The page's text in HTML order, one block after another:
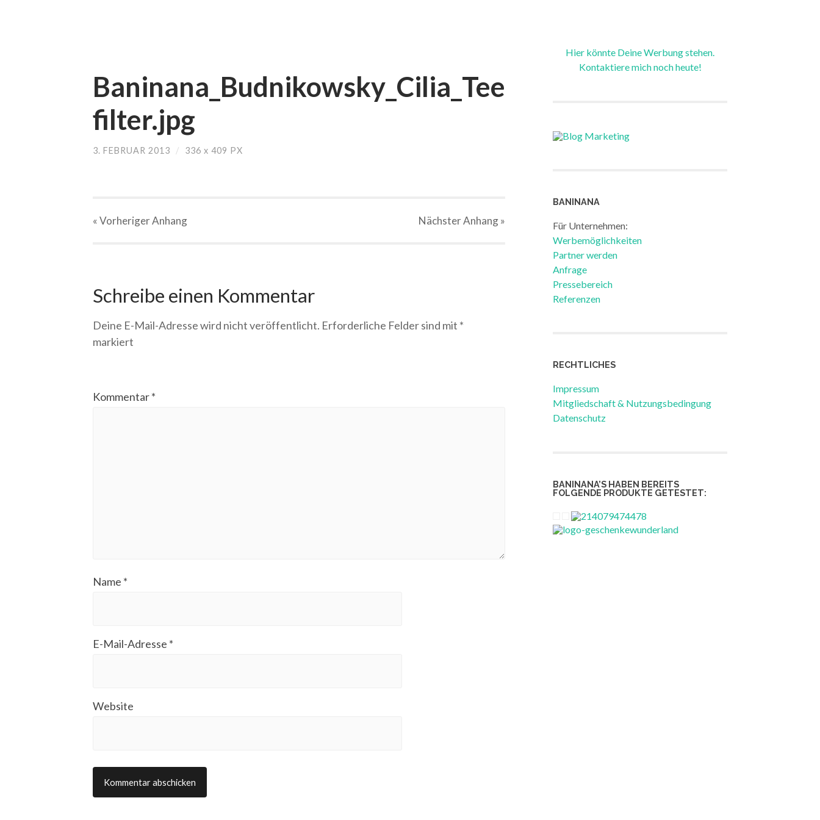
Baninana_Budnikowsky_Cilia_Tee
filter.jpg
3. FEBRUAR 2013 / 336 x 409 PX
« VorherigerAnhang NächsterAnhang»
Schreibe einen Kommentar
Deine E-Mail-Adresse wird nicht veröffentlicht. Erforderliche Felder sind mit *
markiert
Kommentar*
Name *
E-Mail-Adresse *
Website
Hier könnte Deine Werbung stehen.
Kontaktiere mich noch heute!
BANINANA
Für Unternehmen:
Werbemöglichkeiten
Partner werden
Anfrage
Pressebereich
Referenzen
RECHTLICHES
Impressum
Mitgliedschaft & Nutzungsbedingung
Datenschutz
BANINANA’S HABEN BEREITS
FOLGENDE PRODUKTE GETESTET: